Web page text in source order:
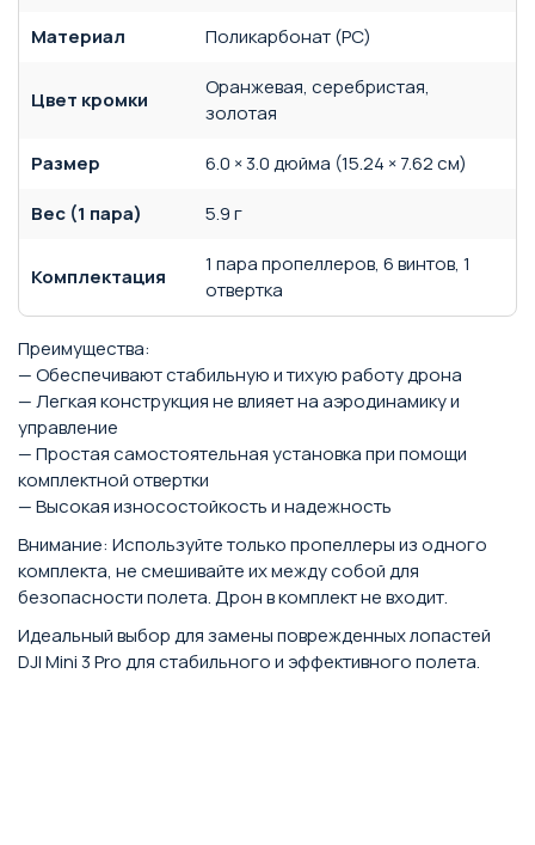
Материал
Поликарбонат (PC)
Цвет кромки
Оранжевая, серебристая,
золотая
Размер
6.0 × 3.0 дюйма (15.24 × 7.62 см)
Вес (1 пара)
5.9 г
Комплектация
1 пара пропеллеров, 6 винтов, 1
отвертка
Преимущества:
— Обеспечивают стабильную и тихую работу дрона
— Легкая конструкция не влияет на аэродинамику и
управление
— Простая самостоятельная установка при помощи
комплектной отвертки
— Высокая износостойкость и надежность
Внимание: Используйте только пропеллеры из одного
комплекта, не смешивайте их между собой для
безопасности полета. Дрон в комплект не входит.
Идеальный выбор для замены поврежденных лопастей
DJI Mini 3 Pro для стабильного и эффективного полета.